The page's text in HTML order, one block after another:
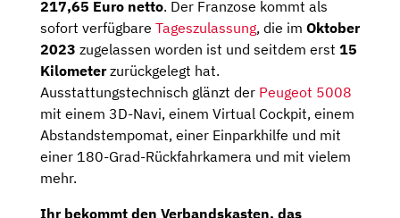
217,65 Euro netto. Der Franzose kommt als
sofort verfügbare Tageszulassung, die im Oktober
2023 zugelassen worden ist und seitdem erst 15
Kilometerzurückgelegt hat.
Ausstattungstechnisch glänzt der Peugeot 5008
mit einem 3D-Navi, einem Virtual Cockpit, einem
Abstandstempomat, einer Einparkhilfe und mit
einer 180-Grad-Rückfahrkamera und mit vielem
mehr.
Ihr bekommt den Verbandskasten, das